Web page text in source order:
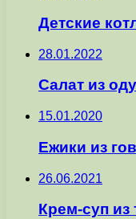
Детские
28.01.2022
Салат из
15.01.2020
Ежики из
26.06.2021
Крем-суп